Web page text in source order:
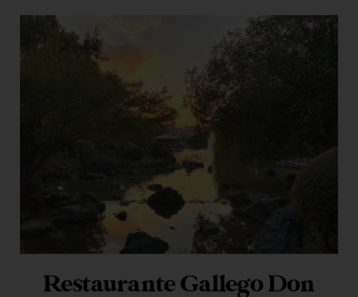
Restaurante Gallego Don